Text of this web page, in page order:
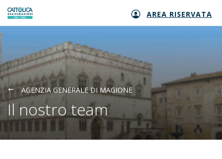
Generali logo AREA RISERVATA
AGENZIA GENERALE DI MAGIONE
Il nostro team